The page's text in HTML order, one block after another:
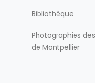
Bibliothèque
Photographies
de Montpellier